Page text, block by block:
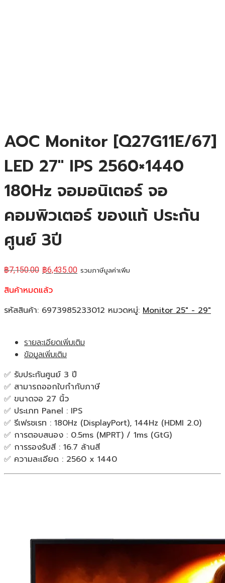
AOC Monitor [Q27G11E/67]
LED 27″ IPS 2560×1440
180Hz จอมอนิเตอร์ จอ
คอมพิวเตอร์ ของแท้ ประกัน
ศูนย์ 3ปี
฿7,150.00 ฿6,435.00 รวมภาษีมูลค่าเพิ่ม
สินค้าหมดแล้ว
รหัสสินค้า: 6973985233012 หมวดหมู่: Monitor 25" - 29"
รายละเอียดเพิ่มเติม
ข้อมูลเพิ่มเติม
✅ รับประกันศูนย์ 3 ปี
✅ สามารถออกใบกำกับภาษี
✅ ขนาดจอ 27 นิ้ว
✅ ประเภท Panel : IPS
✅ รีเฟรชเรท : 180Hz (DisplayPort), 144Hz (HDMI 2.0)
✅ การตอบสนอง : 0.5ms (MPRT) / 1ms (GtG)
✅ การรองรับสี : 16.7 ล้านสี
✅ ความละเอียด : 2560 x 1440